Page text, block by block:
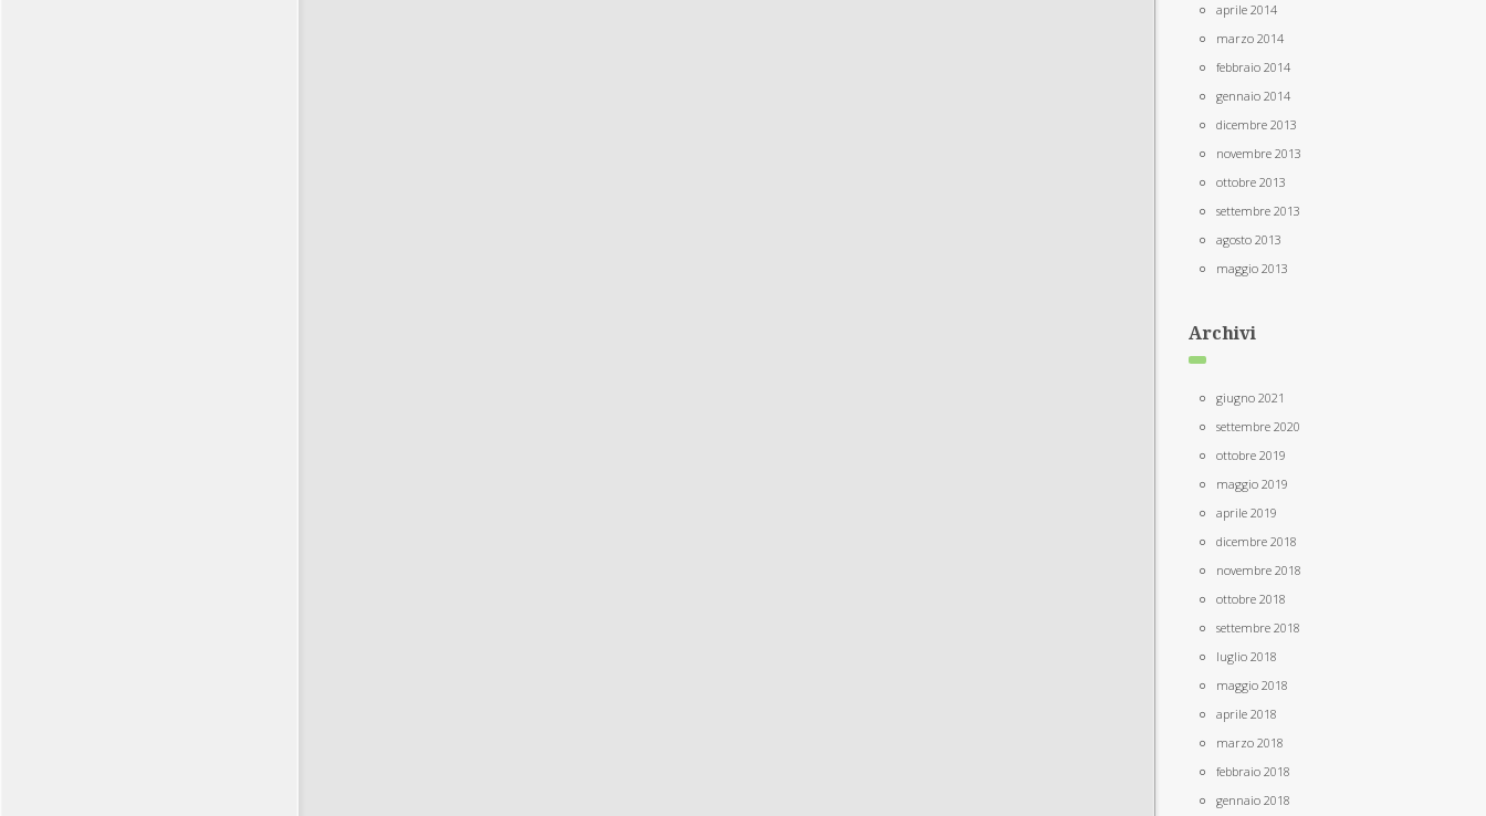
aprile 2014
marzo 2014
febbraio 2014
gennaio 2014
dicembre 2013
novembre 2013
ottobre 2013
settembre 2013
agosto 2013
maggio 2013
Archivi
giugno 2021
settembre 2020
ottobre 2019
maggio 2019
aprile 2019
dicembre 2018
novembre 2018
ottobre 2018
settembre 2018
luglio 2018
maggio 2018
aprile 2018
marzo 2018
febbraio 2018
gennaio 2018